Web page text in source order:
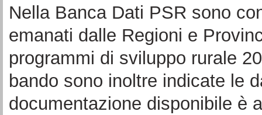
Nella Banca Dati PSR sono
emanati dalle Regioni e
programmi di sviluppo rurale
bando sono inoltre indicate le
documentazione disponibile è